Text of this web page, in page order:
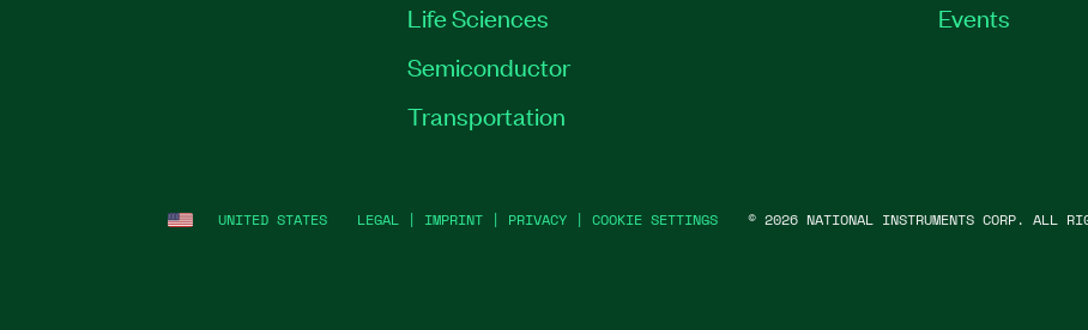
Life Sciences
Semiconductor
Transportation
Events
UNITED STATES LEGAL | IMPRINT | PRIVACY | COOKIE SETTINGS © 2026 NATIONAL INSTRUMENTS CORP. ALL